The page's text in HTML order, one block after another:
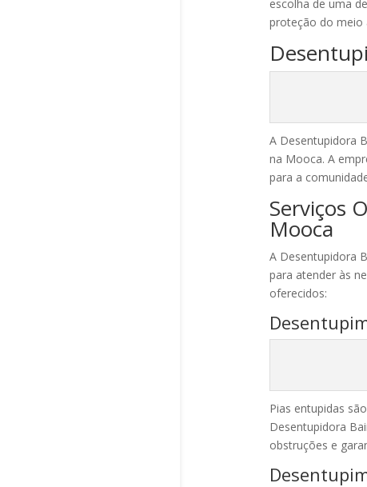
escolha de uma
proteção do meio
A Desentupidora
na Mooca. A
para a
Serviços
Mooca
A Desentupidora
para atender às
oferecidos:
Pias entupidas
Desentupidora
obstruções e